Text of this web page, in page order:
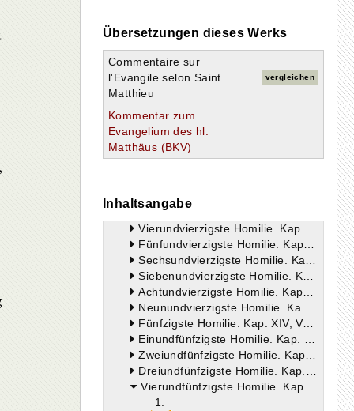
Übersetzungen dieses Werks
Commentaire sur
l'Evangile selon Saint
Matthieu
vergleichen
Kommentar zum
Evangelium des hl.
Matthäus (BKV)
Inhaltsangabe
Zweiunddreißigste Homilie. Kap IX, V.27 - Kap. X, V.15.
Dreiunddreißigste Homilie. Kap X, V.16-22.
Vierunddreißigste Homilie. Kap. X, V.23-33.
Fünfunddreißigste Homilie. Kap. X, V.34-42.
Siebenunddreißigste Homilie. Kap. XI, V.7-24.
Achtunddreißigste Homilie. Kap. XI, V.25-30.
Neununddreißigste Homilie. Kap. XII, V.1-8.
Zweiundvierzigste Homilie. Kap XII. V.33-37.
Dreiundvierzigste Homilie. Kap.XII,V.38-45.
Vierundvierzigste Homilie. Kap.XII,V.46-Kap.XIII,V.9.
Fünfundvierzigste Homilie. Kap.XIII,V.10-23.
Sechsundvierzigste Homilie. Kap.XIII,V.24-33.
Siebenundvierzigste Homilie. Kap.XIII,V.34-52.
Achtundvierzigste Homilie. Kap.XIII,V.53 - Kap. XIV,V.12.
Neunundvierzigste Homilie. Kap.XIV,V.1322.
Fünfzigste Homilie. Kap. XIV, V.23-36.
Einundfünfzigste Homilie. Kap. XV, V,1-20.
Zweiundfünfzigste Homilie. Kap. XV, V.21-31.
Dreiundfünfzigste Homilie. Kap. XV, V.32-Kap XVI, V.12.
Vierundfünfzigste Homilie. Kap. XVI, V.13-23.
1.